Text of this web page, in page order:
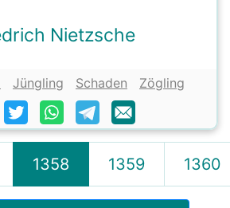
Nietzsche
Jüngling Schaden Zögling
1358 1359 1360